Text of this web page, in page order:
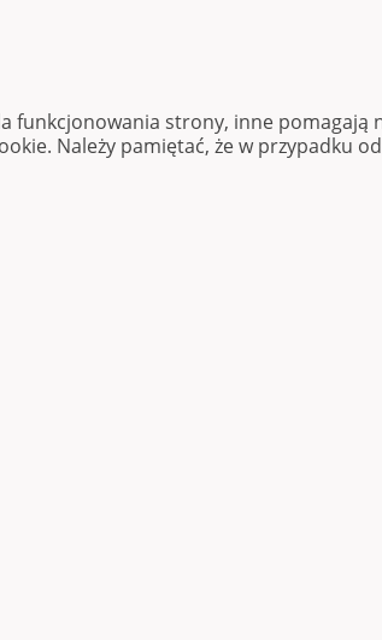
strony, inne pomagają
Należy pamiętać, że w przypadku